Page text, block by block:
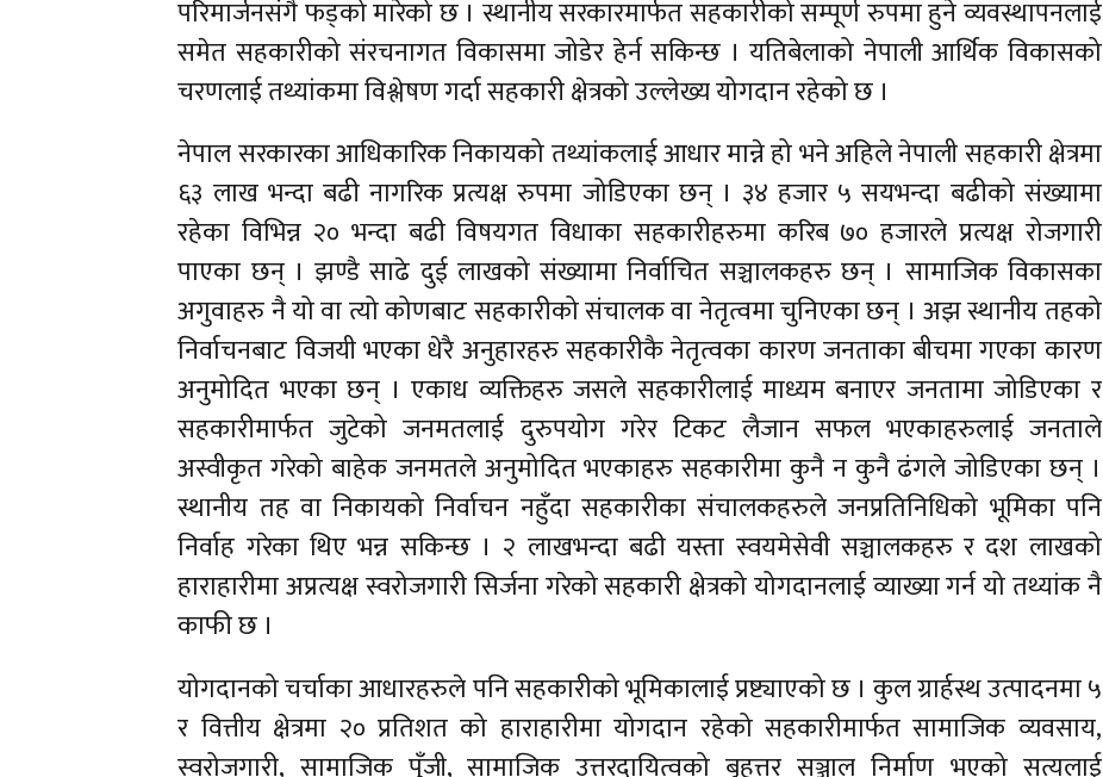
परिमार्जनसंगै फड्को मारेको छ । स्थानीय सरकारमार्फत सहकारीको सम्पूर्ण रुपमा हुने व्यवस्थापनलाई
समेत सहकारीको संरचनागत विकासमा जोडेर हेर्न सकिन्छ । यतिबेलाको नेपाली आर्थिक विकासको
चरणलाई तथ्यांकमा विश्लेषण गर्दा सहकारी क्षेत्रको उल्लेख्य योगदान रहेको छ ।
नेपाल सरकारका आधिकारिक निकायको तथ्यांकलाई आधार मान्ने हो भने अहिले नेपाली सहकारी क्षेत्रमा
६३ लाख भन्दा बढी नागरिक प्रत्यक्ष रुपमा जोडिएका छन् । ३४ हजार ५ सयभन्दा बढीको संख्यामा
रहेका विभिन्न २० भन्दा बढी विषयगत विधाका सहकारीहरुमा करिब ७० हजारले प्रत्यक्ष रोजगारी
पाएका छन् । झण्डै साढे दुई लाखको संख्यामा निर्वाचित सञ्चालकहरु छन् । सामाजिक विकासका
अगुवाहरु नै यो वा त्यो कोणबाट सहकारीको संचालक वा नेतृत्वमा चुनिएका छन् । अझ स्थानीय तहको
निर्वाचनबाट विजयी भएका धेरै अनुहारहरु सहकारीकै नेतृत्वका कारण जनताका बीचमा गएका कारण
अनुमोदित भएका छन् । एकाध व्यक्तिहरु जसले सहकारीलाई माध्यम बनाएर जनतामा जोडिएका र
सहकारीमार्फत जुटेको जनमतलाई दुरुपयोग गरेर टिकट लैजान सफल भएकाहरुलाई जनताले
अस्वीकृत गरेको बाहेक जनमतले अनुमोदित भएकाहरु सहकारीमा कुनै न कुनै ढंगले जोडिएका छन् ।
स्थानीय तह वा निकायको निर्वाचन नहुँदा सहकारीका संचालकहरुले जनप्रतिनिधिको भूमिका पनि
निर्वाह गरेका थिए भन्न सकिन्छ । २ लाखभन्दा बढी यस्ता स्वयमेसेवी सञ्चालकहरु र दश लाखको
हाराहारीमा अप्रत्यक्ष स्वरोजगारी सिर्जना गरेको सहकारी क्षेत्रको योगदानलाई व्याख्या गर्न यो तथ्यांक नै
काफी छ ।
योगदानको चर्चाका आधारहरुले पनि सहकारीको भूमिकालाई प्रष्ट्याएको छ । कुल ग्रार्हस्थ उत्पादनमा ५
र वित्तीय क्षेत्रमा २० प्रतिशत को हाराहारीमा योगदान रहेको सहकारीमार्फत सामाजिक व्यवसाय,
स्वरोजगारी, सामाजिक पुँजी, सामाजिक उत्तरदायित्वको बृहत्तर सञ्जाल निर्माण भएको सत्यलाई